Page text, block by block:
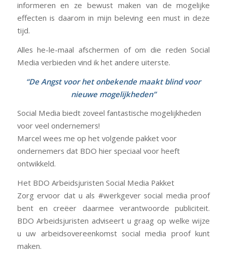
informeren en ze bewust maken van de mogelijke
effecten is daarom in mijn beleving een must in deze
tijd.
Alles he-le-maal afschermen of om die reden Social
Media verbieden vind ik het andere uiterste.
“De Angst voor het onbekende maakt blind voor
nieuwe mogelijkheden”
Social Media biedt zoveel fantastische mogelijkheden
voor veel ondernemers!
Marcel wees me op het volgende pakket voor
ondernemers dat BDO hier speciaal voor heeft
ontwikkeld.
Het BDO Arbeidsjuristen Social Media Pakket
Zorg ervoor dat u als #werkgever social media proof
bent en creëer daarmee verantwoorde publiciteit.
BDO Arbeidsjuristen adviseert u graag op welke wijze
u uw arbeidsovereenkomst social media proof kunt
maken.